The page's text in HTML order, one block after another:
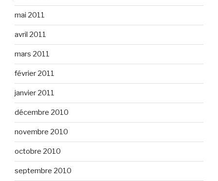
mai 2011
avril 2011
mars 2011
février 2011
janvier 2011
décembre 2010
novembre 2010
octobre 2010
septembre 2010